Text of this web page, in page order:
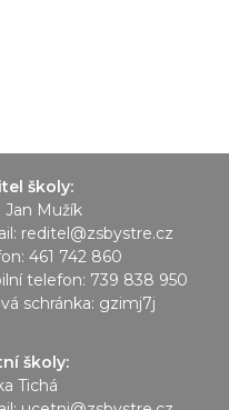
školy:
Jan Mužík
reditel@zsbystre.cz
461 742 860
telefon: 739 838 950
schránka: gzimj7j
školy:
Tichá